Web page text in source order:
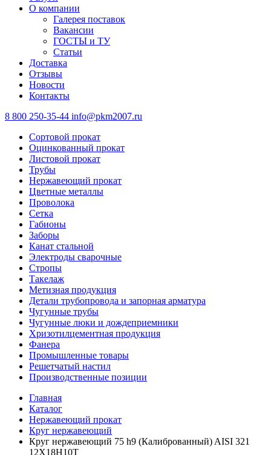
О компании
Галерея поставок
Вакансии
ГОСТЫ и ТУ
Статьи
Доставка
Отзывы
Новости
Контакты
8 800 250-35-44 info@pkm2007.ru
Сортовой прокат
Оцинкованный прокат
Листовой прокат
Трубы
Нержавеющий прокат
Цветные металлы
Проволока
Сетка
Габионы
Заборы
Канат стальной
Электроды сварочные
Стропы
Такелаж
Метизная продукция
Детали трубопровода и запорная арматура
Чугунные трубы
Чугунные люки и дождеприемники
Хризотилцементная продукция
Фанера
Промышленные товары
Решетчатый настил
Производственные позиции
Главная
Каталог
Нержавеющий прокат
Круг нержавеющий
Круг нержавеющий 75 h9 (Калиброванный) AISI 321
12Х18Н10Т